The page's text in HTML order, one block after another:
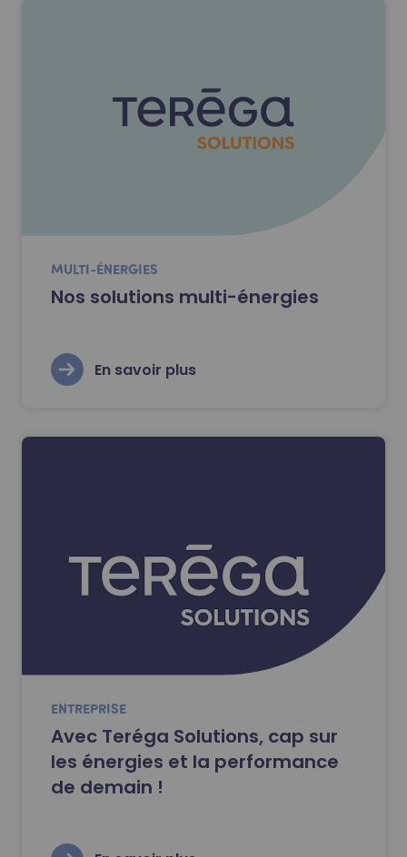
MULTI-ÉNERGIES
Nos solutions multi-énergies
En savoir plus
ENTREPRISE
Avec Teréga Solutions, cap sur
les énergies et la performance
de demain !